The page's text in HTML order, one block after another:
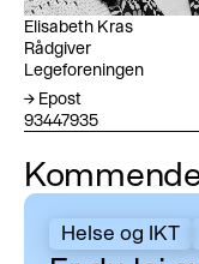
Elisabeth Kras
Rådgiver
Legeforeningen
→ Epost
93447935
Helse og IKT
Er du lei av kunstig